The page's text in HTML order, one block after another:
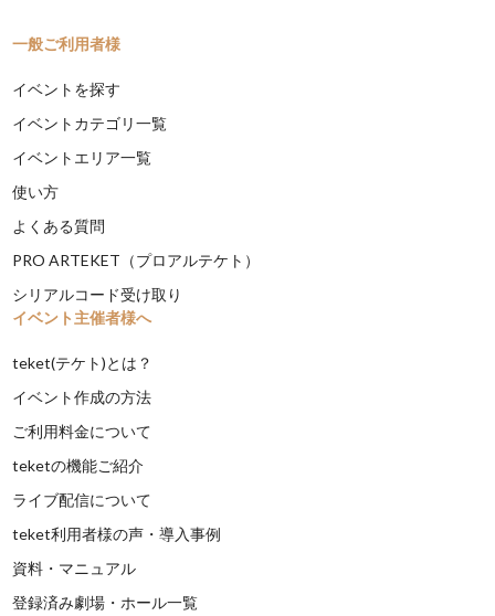
一般ご利用者様
イベントを探す
イベントカテゴリ一覧
イベントエリア一覧
使い方
よくある質問
PRO ARTEKET（プロアルテケト）
シリアルコード受け取り
イベント主催者様へ
teket(テケト)とは？
イベント作成の方法
ご利用料金について
teketの機能ご紹介
ライブ配信について
teket利用者様の声・導入事例
資料・マニュアル
登録済み劇場・ホール一覧